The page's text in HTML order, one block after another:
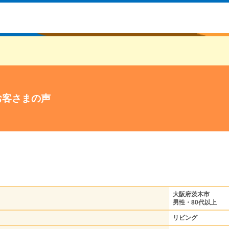
さまの声
大阪府茨木市
男性・80代以上
リビング